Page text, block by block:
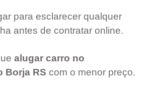
para esclarecer qualquer
antes de contratar online.
alugar carro no
Borja RS com o menor preço.